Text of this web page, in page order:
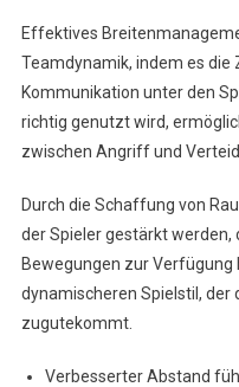
Effektives
Teamdynamik, indem es die
Kommunikation unter den
richtig genutzt wird,
zwischen Angriff und
Durch die Schaffung von
der Spieler gestärkt werden,
Bewegungen zur Verfügung
dynamischeren Spielstil, der
zugutekommt.
Verbesserter Abstand